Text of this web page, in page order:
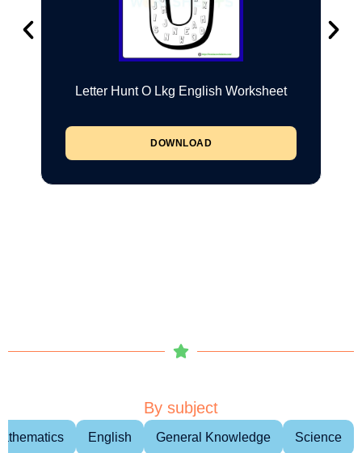
Letter Hunt O Lkg English Worksheet
DOWNLOAD
By subject
English General Knowledge Science